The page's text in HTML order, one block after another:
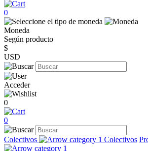
0
Moneda
Según producto
$
USD
Acceder
0
0
Colectivos Colectivos